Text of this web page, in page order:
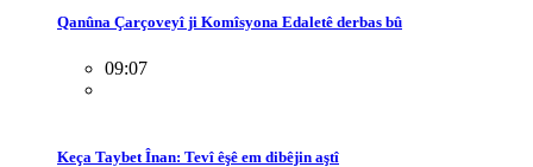
Qanûna Çarçoveyî ji Komîsyona Edaletê derbas bû
09:07
Keça Taybet Înan: Tevî êşê em dibêjin aştî